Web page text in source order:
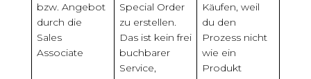
bzw. Angebot
durch die
Sales
Associate
Special Order
zu erstellen.
Das ist kein frei
buchbarer
Service,
Käufen, weil
du den
Prozess nicht
wie ein
Produkt